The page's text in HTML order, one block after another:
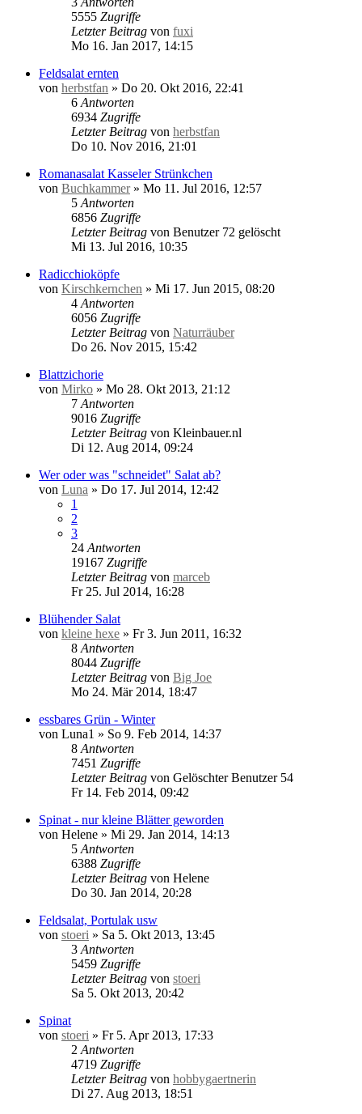
5555 Zugriffe
Letzter Beitrag von fuxi
Mo 16. Jan 2017, 14:15
Feldsalat ernten
von herbstfan » Do 20. Okt 2016, 22:41
6 Antworten
6934 Zugriffe
Letzter Beitrag von herbstfan
Do 10. Nov 2016, 21:01
Romanasalat Kasseler Strünkchen
von Buchkammer» Mo 11. Jul 2016, 12:57
5 Antworten
6856 Zugriffe
Letzter Beitrag von Benutzer 72 gelöscht
Mi 13. Jul 2016, 10:35
Radicchioköpfe
von Kirschkernchen » Mi 17. Jun 2015, 08:20
4 Antworten
6056 Zugriffe
Letzter Beitrag von Naturräuber
Do 26. Nov 2015, 15:42
Blattzichorie
von Mirko » Mo 28. Okt 2013, 21:12
7 Antworten
9016 Zugriffe
Letzter Beitrag von Kleinbauer.nl
Di 12. Aug 2014, 09:24
Wer oder was "schneidet" Salat ab?
von Luna » Do 17. Jul 2014, 12:42
1
2
3
24 Antworten
19167 Zugriffe
Letzter Beitrag von marceb
Fr 25. Jul 2014, 16:28
Blühender Salat
von kleine hexe » Fr 3. Jun 2011, 16:32
8 Antworten
8044 Zugriffe
Letzter Beitrag von Big Joe
Mo 24. Mär 2014, 18:47
essbares Grün - Winter
von Luna1 » So 9. Feb 2014, 14:37
8 Antworten
7451 Zugriffe
Letzter Beitrag von Gelöschter Benutzer 54
Fr 14. Feb 2014, 09:42
Spinat - nur kleine Blätter geworden
von Helene » Mi 29. Jan 2014, 14:13
5 Antworten
6388 Zugriffe
Letzter Beitrag von Helene
Do 30. Jan 2014, 20:28
Feldsalat, Portulak usw
von stoeri » Sa 5. Okt 2013, 13:45
3 Antworten
5459 Zugriffe
Letzter Beitrag von stoeri
Sa 5. Okt 2013, 20:42
Spinat
von stoeri » Fr 5. Apr 2013, 17:33
2 Antworten
4719 Zugriffe
Letzter Beitrag von hobbygaertnerin
Di 27. Aug 2013, 18:51